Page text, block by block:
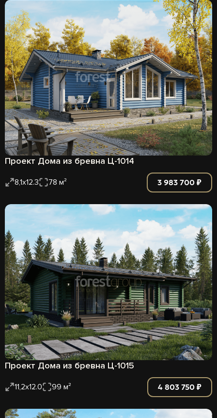
Проект Дома из бревна Ц-1014
8,1х12.3 78 м² 3 983 700 ₽
Проект Дома из бревна Ц-1015
11,2х12.0 99 м² 4 803 750 ₽